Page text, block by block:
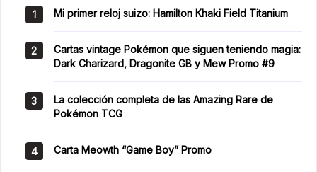
1 Mi primer reloj suizo: Hamilton Khaki Field Titanium
2
Cartas vintage Pokémon que siguen teniendo magia:
Dark Charizard, Dragonite GB y Mew Promo #9
3
La colección completa de las Amazing Rare de
Pokémon TCG
4 Carta Meowth “Game Boy” Promo